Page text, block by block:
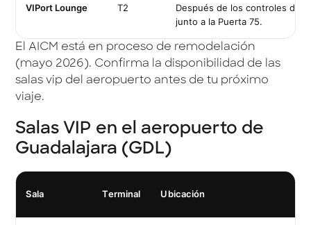
VIPort Lounge T2
Después de los controles de
junto a la Puerta 75.
El AICM está en proceso de remodelación
(mayo 2026). Confirma la disponibilidad de las
salas vip del aeropuerto antes de tu próximo
viaje.
Salas VIP en el aeropuerto de
Guadalajara (GDL)
Sala Terminal Ubicación